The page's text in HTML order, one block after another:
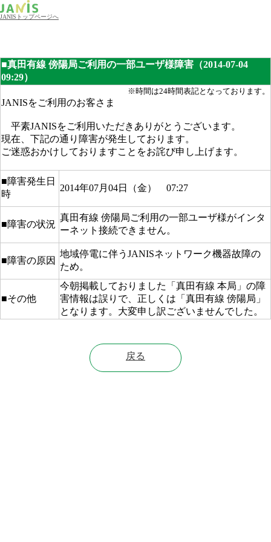
JANISトップページへ
■真田有線 傍陽局ご利用の一部ユーザ様障害（2014-07-04
09:29）
※時間は24時間表記となっております。
JANISをご利用のお客さま
平素JANISをご利用いただきありがとうございます。
現在、下記の通り障害が発生しております。
ご迷惑おかけしておりますことをお詫び申し上げます。
■障害発生日
時
2014年07月04日（金） 07:27
■障害の状況
真田有線 傍陽局ご利用の一部ユーザ様がインタ
ーネット接続できません。
■障害の原因
地域停電に伴うJANISネットワーク機器故障の
ため。
■その他
今朝掲載しておりました「真田有線 本局」の障
害情報は誤りで、正しくは「真田有線 傍陽局」
となります。大変申し訳ございませんでした。
戻る